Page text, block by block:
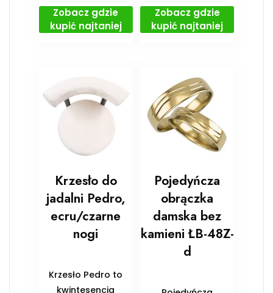
Zobacz gdzie
kupić najtaniej
Zobacz gdzie
kupić najtaniej
Krzesło do
jadalni Pedro,
ecru/czarne
nogi
Krzesło Pedro to
kwintesencja
Pojedyńcza
obrączka
damska bez
kamieni ŁB-48Z-
d